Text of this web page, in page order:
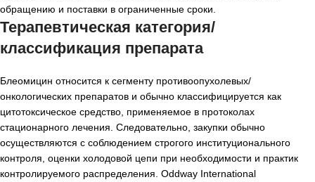
обращению и поставки в ограниченные сроки.
Терапевтическая категория/
классификация препарата
Блеомицин относится к сегменту противоопухолевых/
онкологических препаратов и обычно классифицируется как
цитотоксическое средство, применяемое в протоколах
стационарного лечения. Следовательно, закупки обычно
осуществляются с соблюдением строгого институционального
контроля, оценки холодовой цепи при необходимости и практик
контролируемого распределения. Oddway International